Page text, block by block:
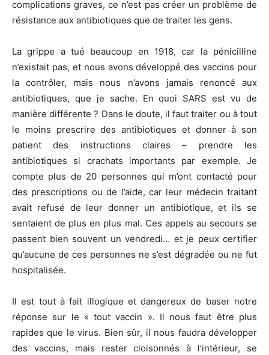
complications graves, ce n’est pas créer un problème de
résistance aux antibiotiques que de traiter les gens.
La grippe a tué beaucoup en 1918, car la pénicilline
n’existait pas, et nous avons développé des vaccins pour
la contrôler, mais nous n’avons jamais renoncé aux
antibiotiques, que je sache. En quoi SARS est vu de
manière différente ? Dans le doute, il faut traiter ou à tout
le moins prescrire des antibiotiques et donner à son
patient des instructions claires – prendre les
antibiotiques si crachats importants par exemple. Je
compte plus de 20 personnes qui m’ont contacté pour
des prescriptions ou de l’aide, car leur médecin traitant
avait refusé de leur donner un antibiotique, et ils se
sentaient de plus en plus mal. Ces appels au secours se
passent bien souvent un vendredi… et je peux certifier
qu’aucune de ces personnes ne s’est dégradée ou ne fut
hospitalisée.
Il est tout à fait illogique et dangereux de baser notre
réponse sur le « tout vaccin ». Il nous faut être plus
rapides que le virus. Bien sûr, il nous faudra développer
des vaccins, mais rester cloisonnés à l’intérieur, se